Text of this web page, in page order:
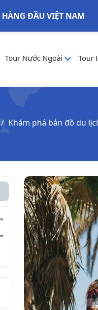
ĐẦU VIỆT NAM
Tour Nước Ngoài Tour
Khám phá bản đồ du